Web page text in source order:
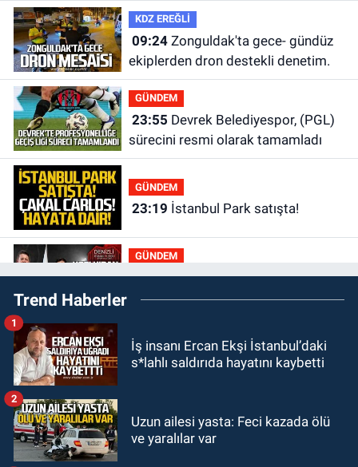
KDZ EREĞLİ
09:24Zonguldak'ta gece- gündüz
ekiplerden dron destekli denetim.
GÜNDEM
23:55
sürecini resmi olarak tamamladı
GÜNDEM
23:19 İstanbul Park satışta!
GÜNDEM
23:05Kozlu Belediyespor'dan
3.Lig'e transfer oldu
22:33Zonguldak TSO önemli
etkinliğe ev sahipliği yaptı
22:119 yaşındaki Burak Keskintığ
Trend Haberler
İş insanı Ercan Ekşi İstanbul’daki
s*lahlı saldırıda hayatını kaybetti
1
Uzun ailesi yasta: Feci kazada ölü
ve yaralılar var
2